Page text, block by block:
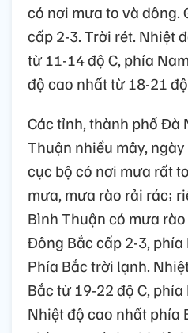
có nơi mưa to và dông.
cấp 2-3. Trời rét. Nhiệt
từ 11-14 độ C, phía
độ cao nhất từ 18-21 độ
Các tỉnh, thành phố Đà
Thuận nhiều mây,
cục bộ có nơi mưa rất
mưa, mưa rào rải rác;
Bình Thuận có mưa
Đông Bắc cấp 2-3,
Phía Bắc trời lạnh.
Bắc từ 19-22 độ C,
Nhiệt độ cao nhất phía